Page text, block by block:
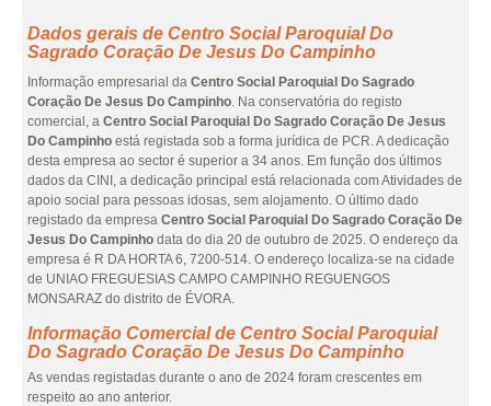
Dados gerais de Centro Social Paroquial Do
Sagrado Coração De Jesus Do Campinho
Informação empresarial da Centro Social Paroquial Do Sagrado
Coração De Jesus Do Campinho. Na conservatória do registo
comercial, a Centro Social Paroquial Do Sagrado Coração De Jesus
Do Campinho está registada sob a forma jurídica de PCR. A dedicação
desta empresa ao sector é superior a 34 anos. Em função dos últimos
dados da CINI, a dedicação principal está relacionada com Atividades de
apoio social para pessoas idosas, sem alojamento. O último dado
registado da empresa Centro Social Paroquial Do Sagrado Coração De
Jesus Do Campinho data do dia 20 de outubro de 2025. O endereço da
empresa é R DA HORTA 6, 7200-514. O endereço localiza-se na cidade
de UNIAO FREGUESIAS CAMPO CAMPINHO REGUENGOS
MONSARAZ do distrito de ÉVORA.
Informação Comercial de Centro Social Paroquial
Do Sagrado Coração De Jesus Do Campinho
As vendas registadas durante o ano de 2024 foram crescentes em
respeito ao ano anterior.